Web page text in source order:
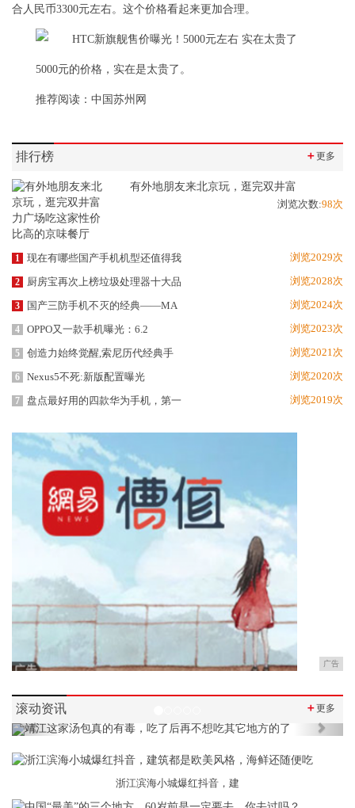
合人民币3300元左右。这个价格看起来更加合理。
5000元的价格，实在是太贵了。
推荐阅读： 中国苏州网
排行榜 ＋更多
有外地朋友来北京玩，逛完双井富
浏览次数:98次
1 现在有哪些国产手机机型还值得我 浏览2029次
2 厨房宝再次上榜垃圾处理器十大品 浏览2028次
3 国产三防手机不灭的经典——MA 浏览2024次
4 OPPO又一款手机曝光：6.2 浏览2023次
5 创造力始终觉醒,索尼历代经典手 浏览2021次
6 Nexus5不死:新版配置曝光 浏览2020次
7 盘点最好用的四款华为手机，第一 浏览2019次
广告
滚动资讯 ＋更多
Previous Next
浙江滨海小城爆红抖音，建